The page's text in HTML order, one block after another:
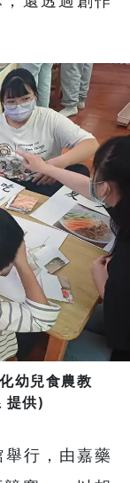
幼兒食農教
提供)
行，由嘉藥